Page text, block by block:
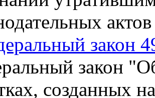
закон
закон
созданных